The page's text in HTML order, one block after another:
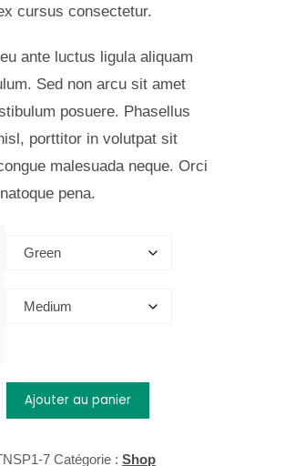
cursus consectetur.
ante luctus ligula aliquam
Sed non arcu sit amet
posuere. Phasellus
porttitor in volutpat sit
malesuada neque. Orci
pena.
Ajouter au panier
7 Catégorie : Shop